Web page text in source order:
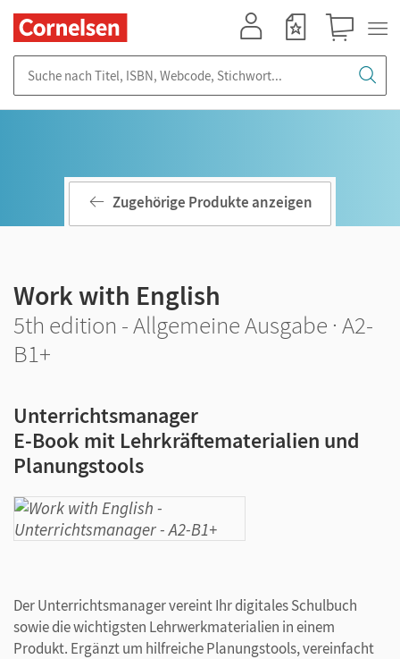
Zugehörige Produkte anzeigen
Work with English
5th edition - Allgemeine Ausgabe · A2-
B1+
Unterrichtsmanager
E-Book mit Lehrkräftematerialien und
Planungstools
Der Unterrichtsmanager vereint Ihr digitales Schulbuch
sowie die wichtigsten Lehrwerkmaterialien in einem
Produkt. Ergänzt um hilfreiche Planungstools, vereinfacht